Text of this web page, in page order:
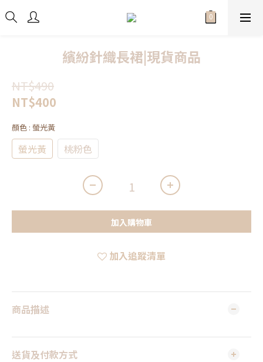
繽紛針織長裙|現貨商品
NT$490
NT$400
顏色 : 螢光黃
螢光黃 桃粉色
加入購物車
加入追蹤清單
商品描述
送貨及付款方式